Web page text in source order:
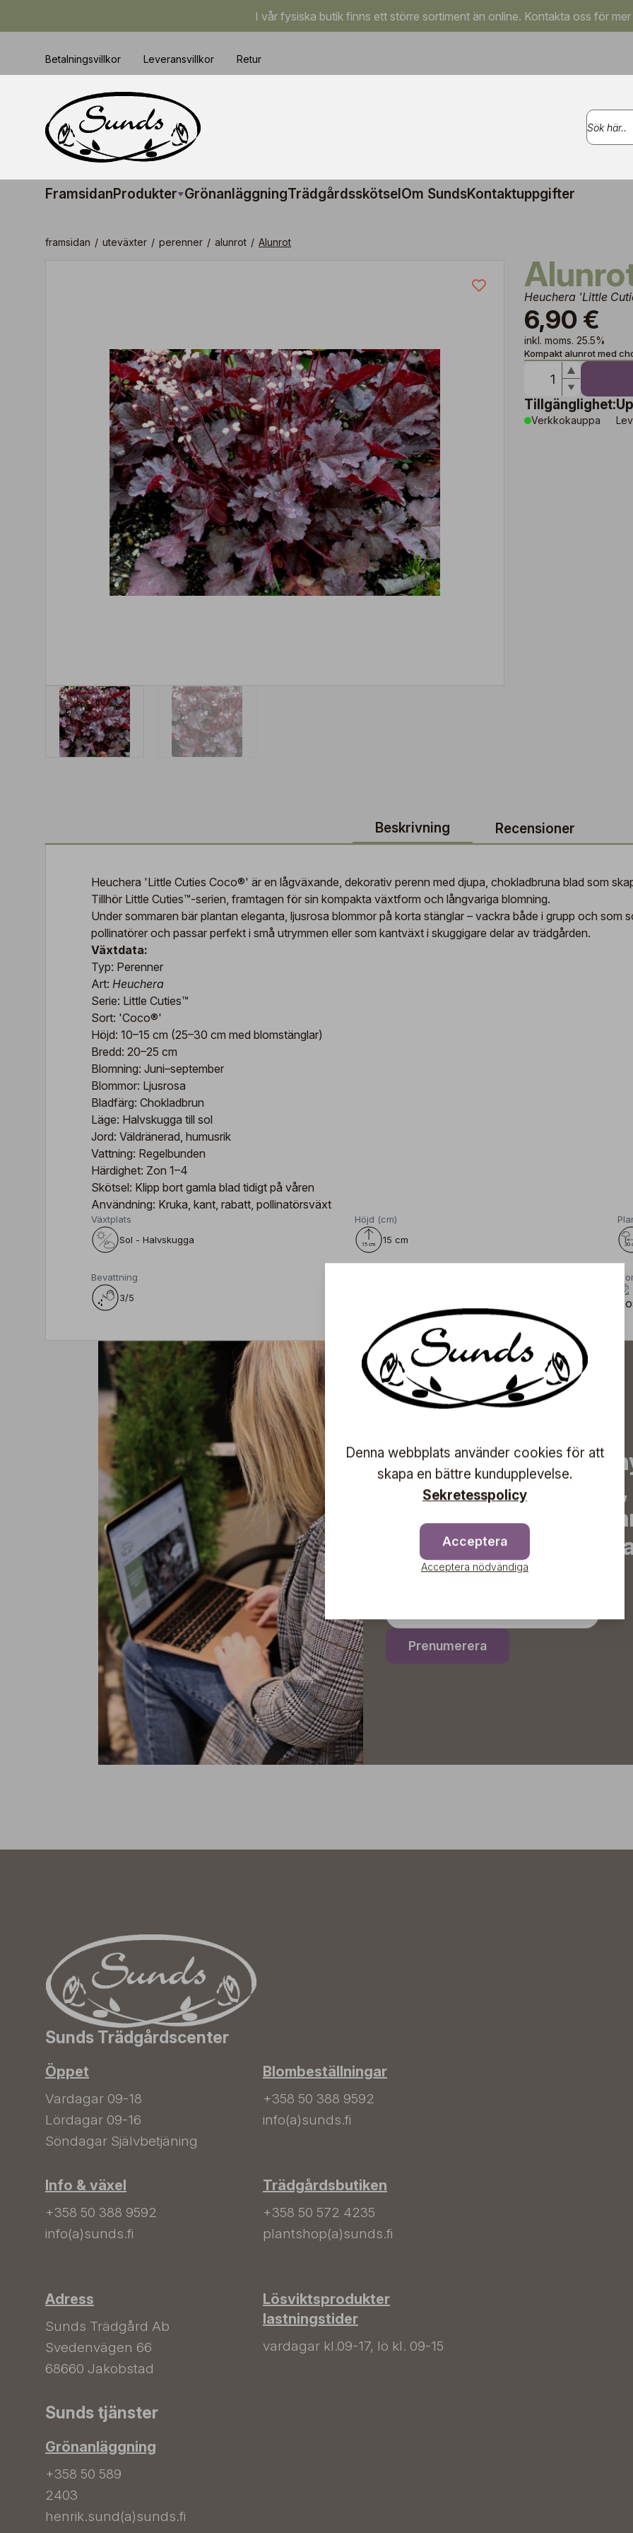
I vår fysiska butik finns ett större sortiment än online. Kontakta oss för
Betalningsvillkor Leveransvillkor Retur
FramsidanProdukter GrönanläggningTrädgårdsskötsel Om SundsKontaktuppgifter
framsidan / uteväxter / perenner / alunrot / Alunrot
Heuchera 'Little
6,90 €
inkl. moms. 25.5%
Kompakt alunrot med
Tillgänglighet:
Verkkokauppa
Beskrivning Recensioner
Heuchera 'Little Cuties Coco®' är en lågväxande, dekorativ perenn med djupa, chokladbruna blad som
Tillhör Little Cuties™-serien, framtagen för sin kompakta växtform och långvariga blomning.
Under sommaren bär plantan eleganta, ljusrosa blommor på korta stänglar – vackra både i grupp och som
pollinatörer och passar perfekt i små utrymmen eller som kantväxt i skuggigare delar av trädgården.
Växtdata:
Typ: Perenner
Art: Heuchera
Serie: Little Cuties™
Sort: 'Coco®'
Höjd: 10–15 cm (25–30 cm med blomstänglar)
Bredd: 20–25 cm
Blomning: Juni–september
Blommor: Ljusrosa
Bladfärg: Chokladbrun
Läge: Halvskugga till sol
Jord: Väldränerad, humusrik
Vattning: Regelbunden
Härdighet: Zon 1–4
Skötsel: Klipp bort gamla blad tidigt på våren
Användning: Kruka, kant, rabatt, pollinatörsväxt
Växtplats
Sol - Halvskugga
Höjd (cm)
15 cm
Bevattning
3/5
Prenumerera på vårt
de senaste
erbjudanden,
information om
direkt till din inkorg!
Prenumerera
Sunds Trädgårdscenter
Öppet
Vardagar 09-18
Lördagar 09-16
Söndagar Självbetjäning
Info & växel
+358 50 388 9592
info(a)sunds.fi
Adress
Sunds Trädgård Ab
Svedenvägen 66
68660 Jakobstad
Blombeställningar
+358 50 388 9592
info(a)sunds.fi
Trädgårdsbutiken
+358 50 572 4235
plantshop(a)sunds.fi
Lösviktsprodukter
lastningstider
vardagar kl.09-17, lö kl. 09-15
Sunds tjänster
Grönanläggning
+358 50 589
2403
henrik.sund(a)sunds.fi
Denna webbplats använder cookies för att
skapa en bättre kundupplevelse.
Sekretesspolicy
Acceptera
Acceptera nödvändiga